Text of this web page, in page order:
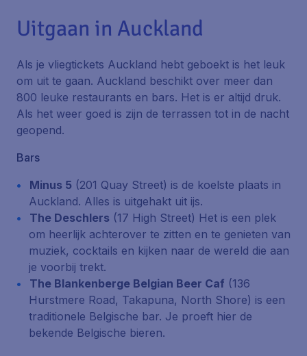
Uitgaan in Auckland
Als je vliegtickets Auckland hebt geboekt is het leuk
om uit te gaan. Auckland beschikt over meer dan
800 leuke restaurants en bars. Het is er altijd druk.
Als het weer goed is zijn de terrassen tot in de nacht
geopend.
Bars
Minus 5 (201 Quay Street) is de koelste plaats in
Auckland. Alles is uitgehakt uit ijs.
The Deschlers (17 High Street) Het is een plek
om heerlijk achterover te zitten en te genieten van
muziek, cocktails en kijken naar de wereld die aan
je voorbij trekt.
The Blankenberge Belgian Beer Caf (136
Hurstmere Road, Takapuna, North Shore) is een
traditionele Belgische bar. Je proeft hier de
bekende Belgische bieren.